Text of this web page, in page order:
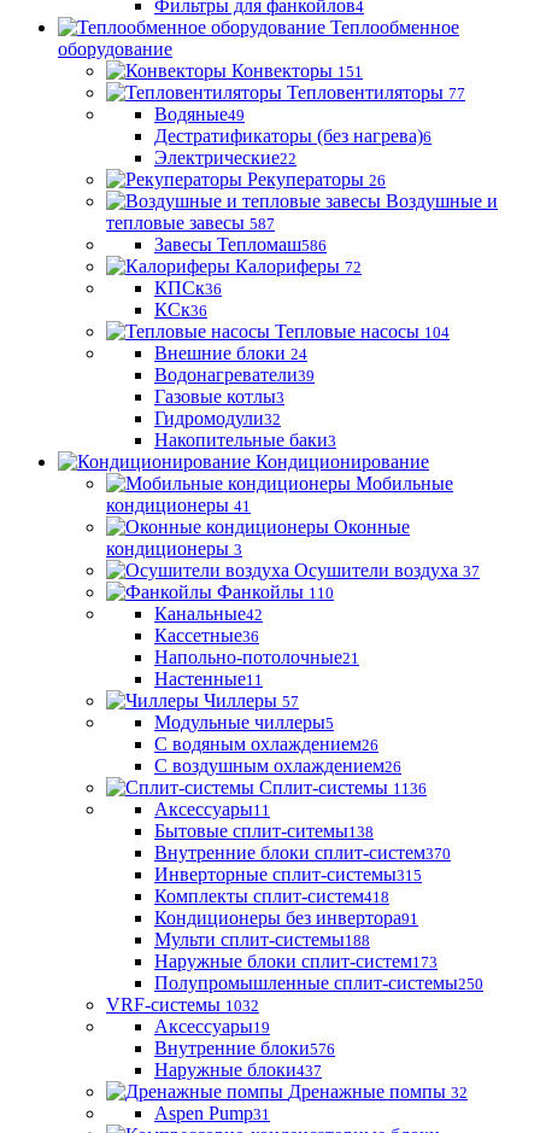
Фильтры для фанкойлов4
Теплообменное
оборудование
Конвекторы 151
Тепловентиляторы 77
Водяные49
Дестратификаторы (без нагрева)6
Электрические22
Рекуператоры 26
Воздушные и
тепловые завесы 587
Завесы Тепломаш586
Калориферы 72
КПСк36
КСк36
Тепловые насосы 104
Внешние блоки 24
Водонагреватели39
Газовые котлы3
Гидромодули32
Накопительные баки3
Кондиционирование
Мобильные
кондиционеры 41
Оконные
кондиционеры 3
Осушители воздуха 37
Фанкойлы 110
Канальные42
Кассетные36
Напольно-потолочные21
Настенные11
Чиллеры 57
Модульные чиллеры5
С водяным охлаждением26
С воздушным охлаждением26
Сплит-системы 1136
Аксессуары11
Бытовые сплит-ситемы138
Внутренние блоки сплит-систем370
Инверторные сплит-системы315
Комплекты сплит-систем418
Кондиционеры без инвертора91
Мульти сплит-системы188
Наружные блоки сплит-систем173
Полупромышленные сплит-системы250
VRF-системы 1032
Аксессуары19
Внутренние блоки576
Наружные блоки437
Дренажные помпы 32
Aspen Pump31